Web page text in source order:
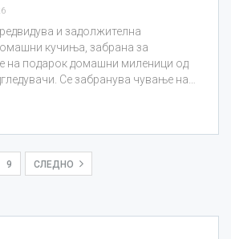
и задолжителна
кучиња, забрана за
на подарок домашни миленици од
Се забранува чување на…
9 СЛЕДНО